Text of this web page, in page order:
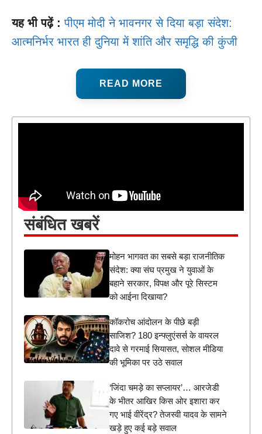
यह भी पढ़ें :पीएम मोदी ने भावनगर से दिया बड़ा संदेश:
आत्मनिर्भर भारत ही दुनिया में शांति और समृद्धि की कुंजी
READ MORE
संबंधित खबरें
मोहन भागवत का सबसे बड़ा राजनीतिक
संदेश: क्या संघ प्रमुख ने युवाओं के
बहाने सरकार, विपक्ष और पूरे सिस्टम
को आईना दिखाया?
कॉकरोच आंदोलन के पीछे बड़ी
साजिश? 180 इन्फ्लुएंसर्स के वायरल
दावे से गरमाई सियासत, सोशल मीडिया
की भूमिका पर उठे सवाल
‘जिंदा चमड़े का सप्लायर’… आरजेडी
के भीतर आखिर किस ओर इशारा कर
गए भाई वीरेंद्र? तेजस्वी यादव के सामने
खड़े हुए कई बड़े सवाल